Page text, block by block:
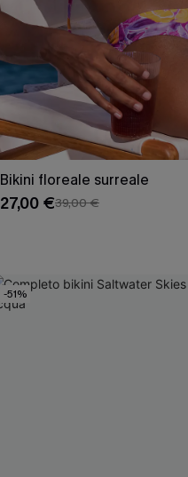
Bikini floreale surreale
27,00 €39,00 €
-51%